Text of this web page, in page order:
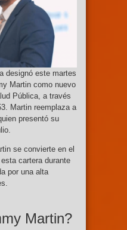
designó este martes
Martin como nuevo
Pública, a través
Martin reemplaza a
presentó su
se convierte en el
cartera durante
por una alta
Martin?